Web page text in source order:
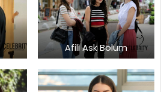
Afili Ask Bolum